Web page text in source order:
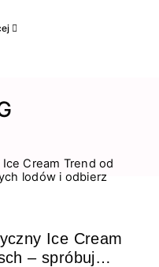
Ice Cream
– spróbuj